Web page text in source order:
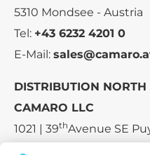
5310 Mondsee - Austria
Tel: +43 6232 4201 0
E-Mail:
DISTRIBUTION
CAMARO LLC
1021 | 39thAvenue SE